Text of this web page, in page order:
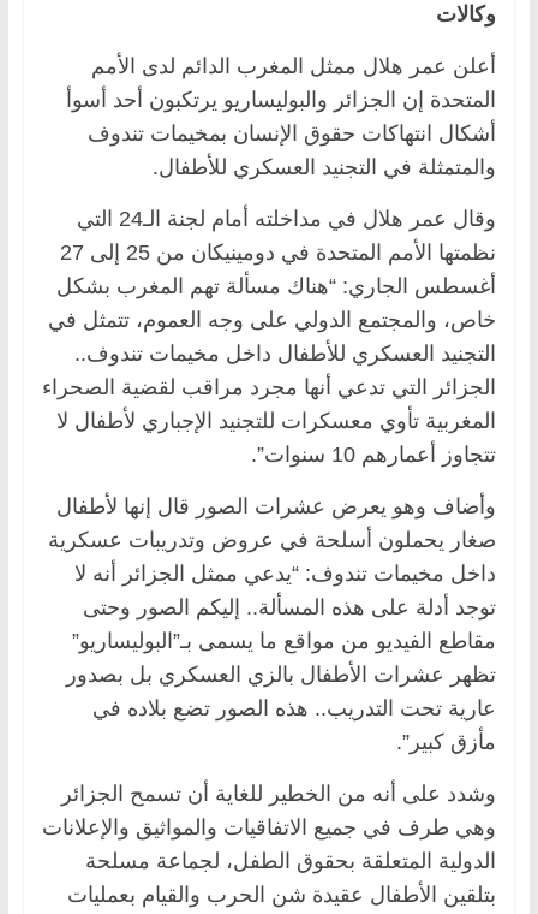
وكالات
أعلن عمر هلال ممثل المغرب الدائم لدى الأمم
المتحدة إن الجزائر والبوليساريو يرتكبون أحد أسوأ
أشكال انتهاكات حقوق الإنسان بمخيمات تندوف
والمتمثلة في التجنيد العسكري للأطفال.
وقال عمر هلال في مداخلته أمام لجنة الـ24 التي
نظمتها الأمم المتحدة في دومينيكان من 25 إلى 27
أغسطس الجاري: “هناك مسألة تهم المغرب بشكل
خاص، والمجتمع الدولي على وجه العموم، تتمثل في
التجنيد العسكري للأطفال داخل مخيمات تندوف..
الجزائر التي تدعي أنها مجرد مراقب لقضية الصحراء
المغربية تأوي معسكرات للتجنيد الإجباري لأطفال لا
تتجاوز أعمارهم 10 سنوات”.
وأضاف وهو يعرض عشرات الصور قال إنها لأطفال
صغار يحملون أسلحة في عروض وتدريبات عسكرية
داخل مخيمات تندوف: “يدعي ممثل الجزائر أنه لا
توجد أدلة على هذه المسألة.. إليكم الصور وحتى
مقاطع الفيديو من مواقع ما يسمى بـ”البوليساريو”
تظهر عشرات الأطفال بالزي العسكري بل بصدور
عارية تحت التدريب.. هذه الصور تضع بلاده في
مأزق كبير”.
وشدد على أنه من الخطير للغاية أن تسمح الجزائر
وهي طرف في جميع الاتفاقيات والمواثيق والإعلانات
الدولية المتعلقة بحقوق الطفل، لجماعة مسلحة
بتلقين الأطفال عقيدة شن الحرب والقيام بعمليات